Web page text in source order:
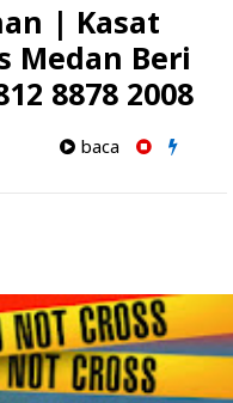
| Kasat
Medan Beri
8878 2008
baca